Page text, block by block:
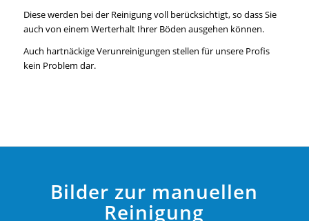
Diese werden bei der Reinigung voll berücksichtigt, so dass Sie
auch von einem Werterhalt Ihrer Böden ausgehen können.
Auch hartnäckige Verunreinigungen stellen für unsere Profis
kein Problem dar.
Bilder zur manuellen
Reinigung